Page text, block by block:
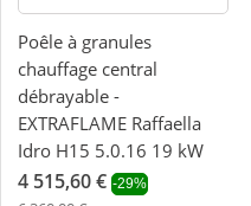
Poêle à granules
chauffage central
débrayable -
EXTRAFLAME Raffaella
Idro H15 5.0.16 19 kW
4 515,60 € -29%